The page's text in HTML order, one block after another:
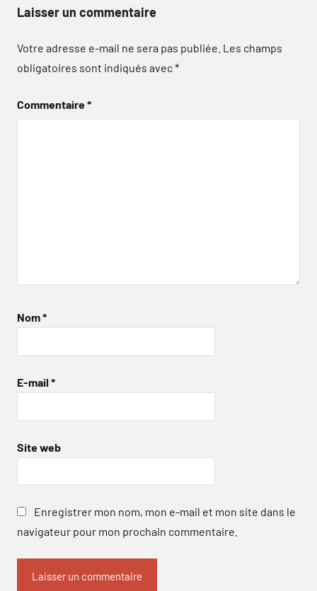
Laisser un commentaire
Votre adresse e-mail ne sera pas publiée. Les champs
obligatoires sont indiqués avec*
Commentaire*
Nom*
E-mail *
Site web
Enregistrer mon nom, mon e-mail et mon site dans le
navigateur pour mon prochain commentaire.